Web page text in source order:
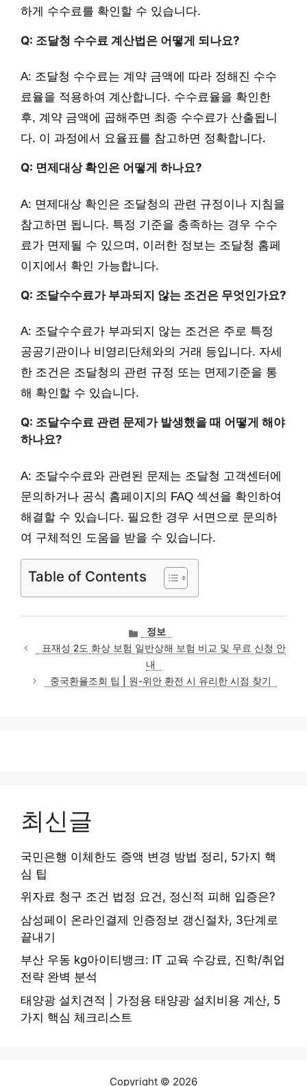
하게 수수료를 확인할 수 있습니다.
Q: 조달청 수수료 계산법은 어떻게 되나요?
A: 조달청 수수료는 계약 금액에 따라 정해진 수수
료율을 적용하여 계산합니다. 수수료율을 확인한
후, 계약 금액에 곱해주면 최종 수수료가 산출됩니
다. 이 과정에서 요율표를 참고하면 정확합니다.
Q: 면제대상 확인은 어떻게 하나요?
A: 면제대상 확인은 조달청의 관련 규정이나 지침을
참고하면 됩니다. 특정 기준을 충족하는 경우 수수
료가 면제될 수 있으며, 이러한 정보는 조달청 홈페
이지에서 확인 가능합니다.
Q: 조달수수료가 부과되지 않는 조건은 무엇인가요?
A: 조달수수료가 부과되지 않는 조건은 주로 특정
공공기관이나 비영리단체와의 거래 등입니다. 자세
한 조건은 조달청의 관련 규정 또는 면제기준을 통
해 확인할 수 있습니다.
Q: 조달수수료 관련 문제가 발생했을 때 어떻게 해야
하나요?
A: 조달수수료와 관련된 문제는 조달청 고객센터에
문의하거나 공식 홈페이지의 FAQ 섹션을 확인하여
해결할 수 있습니다. 필요한 경우 서면으로 문의하
여 구체적인 도움을 받을 수 있습니다.
Table of Contents
카
테
고
리
정보
표재성 2도 화상 보험 일반상해 보험 비교 및 무료 신청 안
내
중국환율조회 팁 | 원-위안 환전 시 유리한 시점 찾기
최신글
국민은행 이체한도 증액 변경 방법 정리, 5가지 핵
심 팁
위자료 청구 조건 법정 요건, 정신적 피해 입증은?
삼성페이 온라인결제 인증정보 갱신절차, 3단계로
끝내기
부산 우동 kg아이티뱅크: IT 교육 수강료, 진학/취업
전략 완벽 분석
태양광 설치견적 | 가정용 태양광 설치비용 계산, 5
가지 핵심 체크리스트
Copyright © 2026